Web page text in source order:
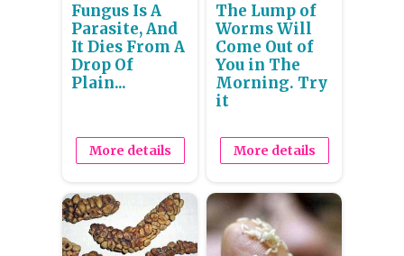
Fungus Is A
Parasite, And
It Dies From A
Drop Of
Plain...
More details
The Lump of
Worms Will
Come Out of
You in The
Morning. Try
it
More details